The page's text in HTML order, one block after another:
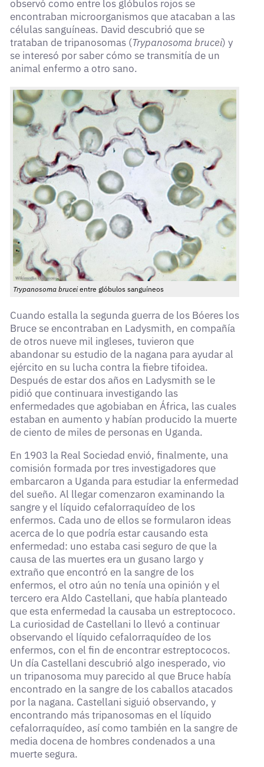
observó como entre los glóbulos rojos se
encontraban microorganismos que atacaban a las
células sanguíneas. David descubrió que se
trataban de tripanosomas (Trypanosoma brucei) y
se interesó por saber cómo se transmitía de un
animal enfermo a otro sano.
Trypanosoma brucei entre glóbulos sanguíneos
Cuando estalla la segunda guerra de los Bóeres los
Bruce se encontraban en Ladysmith, en compañía
de otros nueve mil ingleses, tuvieron que
abandonar su estudio de la nagana para ayudar al
ejército en su lucha contra la fiebre tifoidea.
Después de estar dos años en Ladysmith se le
pidió que continuara investigando las
enfermedades que agobiaban en África, las cuales
estaban en aumento y habían producido la muerte
de ciento de miles de personas en Uganda.
En 1903 la Real Sociedad envió, finalmente, una
comisión formada por tres investigadores que
embarcaron a Uganda para estudiar la enfermedad
del sueño. Al llegar comenzaron examinando la
sangre y el líquido cefalorraquídeo de los
enfermos. Cada uno de ellos se formularon ideas
acerca de lo que podría estar causando esta
enfermedad: uno estaba casi seguro de que la
causa de las muertes era un gusano largo y
extraño que encontró en la sangre de los
enfermos, el otro aún no tenía una opinión y el
tercero era Aldo Castellani, que había planteado
que esta enfermedad la causaba un estreptococo.
La curiosidad de Castellani lo llevó a continuar
observando el líquido cefalorraquídeo de los
enfermos, con el fin de encontrar estreptococos.
Un día Castellani descubrió algo inesperado, vio
un tripanosoma muy parecido al que Bruce había
encontrado en la sangre de los caballos atacados
por la nagana. Castellani siguió observando, y
encontrando más tripanosomas en el líquido
cefalorraquídeo, así como también en la sangre de
media docena de hombres condenados a una
muerte segura.